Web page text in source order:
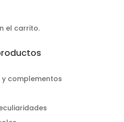
el carrito.
y complementos